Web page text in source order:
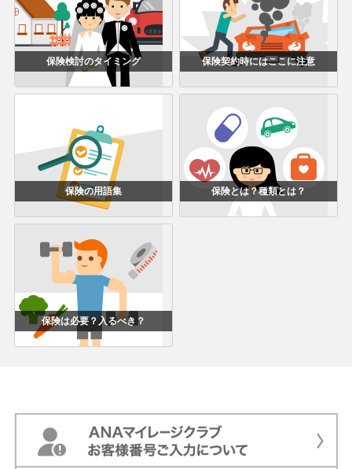
保険検討のタイミング 保険契約時にはここに注意
保険の用語集 保険とは？種類とは？
保険は必要？入るべき？